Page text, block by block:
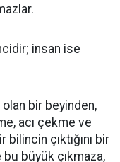
insan ise
bir beyinden,
acı çekme ve
çıktığını bir
büyük çıkmaza,